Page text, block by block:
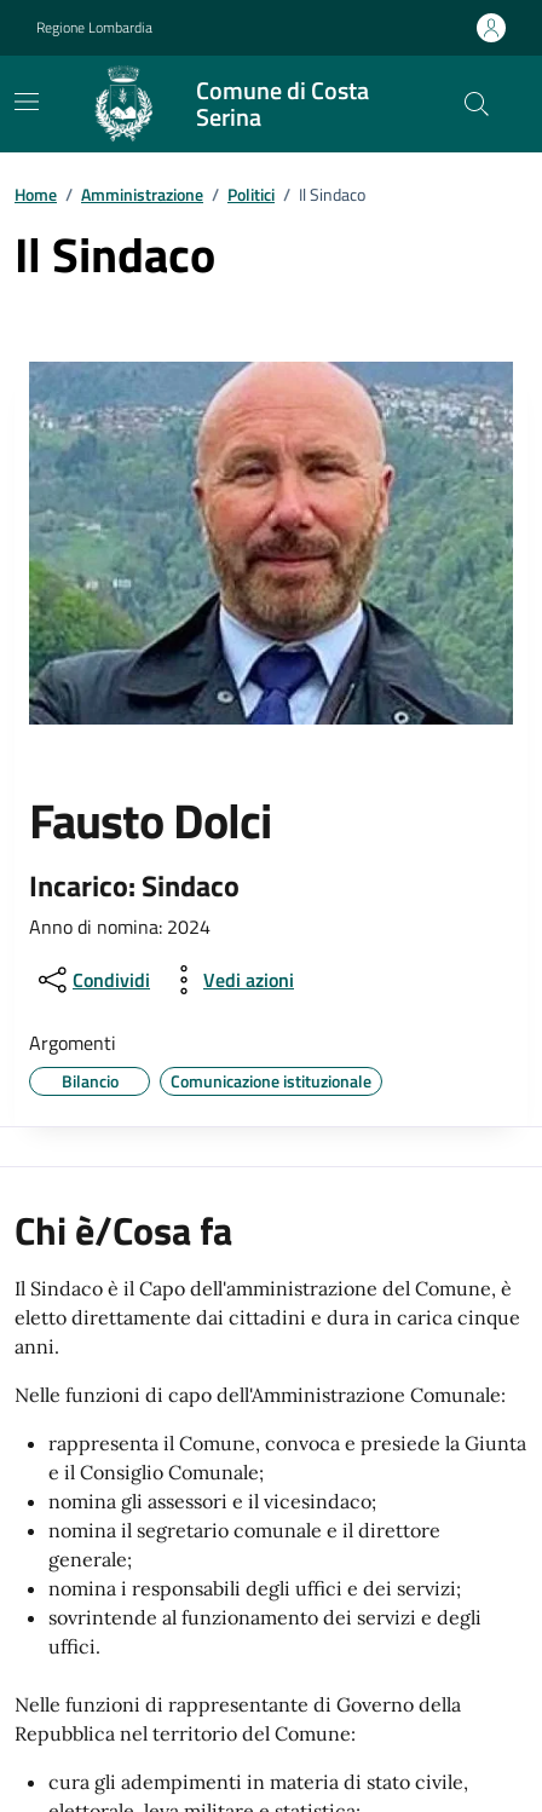
Regione Lombardia
Comune di Costa
Serina
Home / Amministrazione / Politici / Il Sindaco
Il Sindaco
Fausto Dolci
Incarico: Sindaco
Anno di nomina: 2024
Condividi
Vedi azioni
Argomenti
Bilancio Comunicazione istituzionale
Chi è/Cosa fa
Il Sindaco è il Capo dell'amministrazione del Comune, è
eletto direttamente dai cittadini e dura in carica cinque
anni.
Nelle funzioni di capo dell'Amministrazione Comunale:
rappresenta il Comune, convoca e presiede la Giunta
e il Consiglio Comunale;
nomina gli assessori e il vicesindaco;
nomina il segretario comunale e il direttore
generale;
nomina i responsabili degli uffici e dei servizi;
sovrintende al funzionamento dei servizi e degli
uffici.
Nelle funzioni di rappresentante di Governo della
Repubblica nel territorio del Comune:
cura gli adempimenti in materia di stato civile,